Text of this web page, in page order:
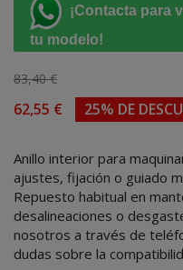
¡Contacta para
tu modelo!
83,40 €
62,55 € 25% DE
Anillo interior para
ajustes, fijación o guiado
Repuesto habitual en
desalineaciones o
nosotros a través de
dudas sobre la